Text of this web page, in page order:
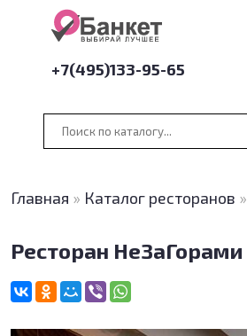
+7(495)133-95-65
Главная » Каталог ресторанов »
Ресторан НеЗаГорами